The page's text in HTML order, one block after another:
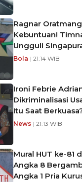
Ragnar
Kebuntuan!
Ungguli
Bola | 21:14 WIB
Ironi Febrie
Dikriminalisasi
Itu Saat
News | 21:13 WIB
Mural HUT ke-81
Angka 8
Angka 1 Pria